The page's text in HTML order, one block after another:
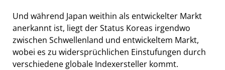
Und während Japan weithin als entwickelter Markt
anerkannt ist, liegt der Status Koreas irgendwo
zwischen Schwellenland und entwickeltem Markt,
wobei es zu widersprüchlichen Einstufungen durch
verschiedene globale Indexersteller kommt.